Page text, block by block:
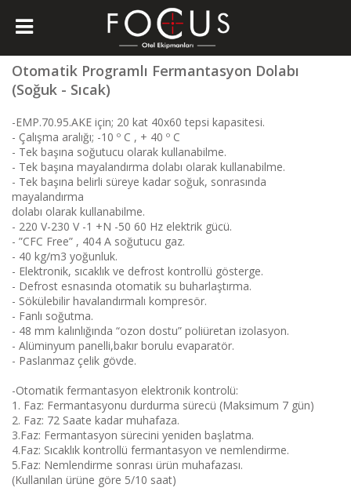
Otomatik Programlı Fermantasyon Dolabı
(Soğuk - Sıcak)
-EMP.70.95.AKE için; 20 kat 40x60 tepsi kapasitesi.
- Çalışma aralığı; -10 º C , + 40 º C
- Tek başına soğutucu olarak kullanabilme.
- Tek başına mayalandırma dolabı olarak kullanabilme.
- Tek başına belirli süreye kadar soğuk, sonrasında
mayalandırma
dolabı olarak kullanabilme.
- 220 V-230 V -1 +N -50 60 Hz elektrik gücü.
- ”CFC Free” , 404 A soğutucu gaz.
- 40 kg/m3 yoğunluk.
- Elektronik, sıcaklık ve defrost kontrollü gösterge.
- Defrost esnasında otomatik su buharlaştırma.
- Sökülebilir havalandırmalı kompresör.
- Fanlı soğutma.
- 48 mm kalınlığında “ozon dostu” poliüretan izolasyon.
- Alüminyum panelli,bakır borulu evaparatör.
- Paslanmaz çelik gövde.
-Otomatik fermantasyon elektronik kontrolü:
1. Faz: Fermantasyonu durdurma sürecü (Maksimum 7 gün)
2. Faz: 72 Saate kadar muhafaza.
3.Faz: Fermantasyon sürecini yeniden başlatma.
4.Faz: Sıcaklık kontrollü fermantasyon ve nemlendirme.
5.Faz: Nemlendirme sonrası ürün muhafazası.
(Kullanılan ürüne göre 5/10 saat)